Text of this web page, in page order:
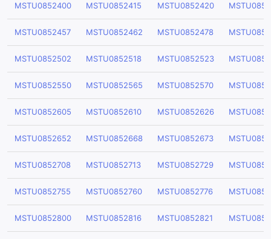
MSTU0852400 MSTU0852415 MSTU0852420
MSTU0852457 MSTU0852462 MSTU0852478
MSTU0852502 MSTU0852518 MSTU0852523
MSTU0852550 MSTU0852565 MSTU0852570
MSTU0852605 MSTU0852610 MSTU0852626
MSTU0852652 MSTU0852668 MSTU0852673
MSTU0852708 MSTU0852713 MSTU0852729
MSTU0852755 MSTU0852760 MSTU0852776
MSTU0852800 MSTU0852816 MSTU0852821